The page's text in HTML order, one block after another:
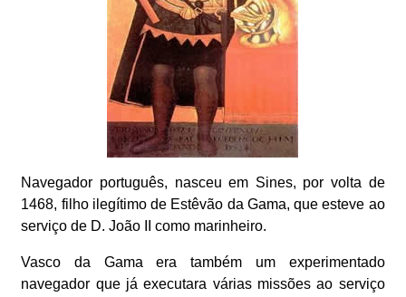
Navegador português, nasceu em Sines, por volta de
1468, filho ilegítimo de Estêvão da Gama, que esteve ao
serviço de D. João II como marinheiro.
Vasco da Gama era também um experimentado
navegador que já executara várias missões ao serviço